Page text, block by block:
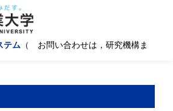
テム （ お問い合わせは，研究機構ま